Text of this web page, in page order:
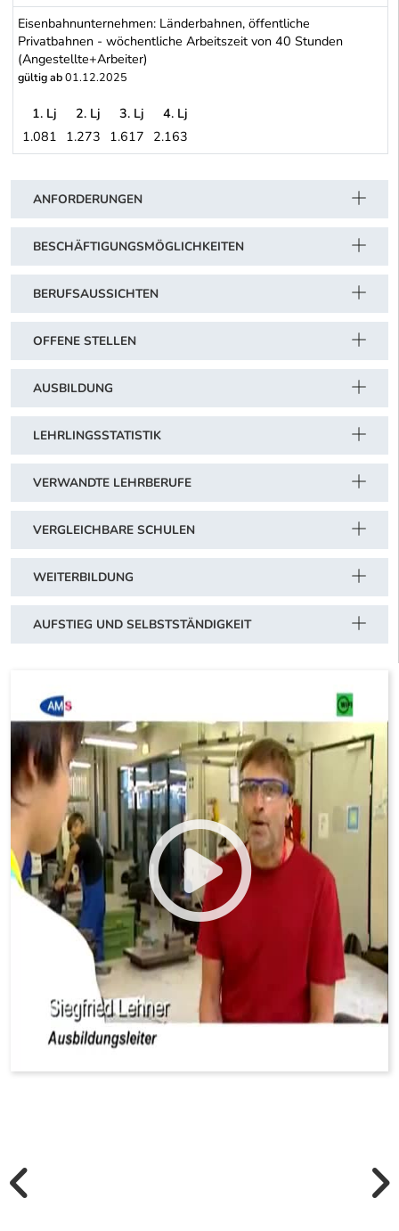
Eisenbahnunternehmen: ÖBB (Österreichische Bundesbahnen)
Eisenbahnunternehmen: Länderbahnen, öffentliche
Privatbahnen - wöchentliche Arbeitszeit von 40 Stunden
(Angestellte+Arbeiter)
gültig ab01.12.2025
Eisenbahnunternehmen: Länderbahnen, öffentliche
1. Lj 2. Lj 3. Lj
4. Lj
1.081 1.273 1.617 2.163
ANFORDERUNGEN
BESCHÄFTIGUNGSMÖGLICHKEITEN
BERUFSAUSSICHTEN
OFFENE STELLEN
AUSBILDUNG
LEHRLINGSSTATISTIK
VERWANDTE LEHRBERUFE
VERGLEICHBARE SCHULEN
WEITERBILDUNG
AUFSTIEG UND SELBSTSTÄNDIGKEIT